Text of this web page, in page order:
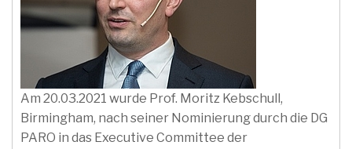
Am 20.03.2021 wurde Prof. Moritz Kebschull,
Birmingham, nach seiner Nominierung durch die DG
PARO in das Executive Committee der